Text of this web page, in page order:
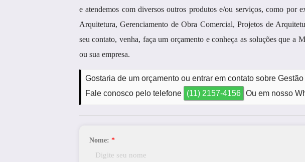
e atendemos com diversos outros produtos e/ou serviços, como
Arquitetura, Gerenciamento de Obra Comercial, Projetos de
seu contato, venha, faça um orçamento e conheça as soluções que
ou sua empresa.
Gostaria de um orçamento ou entrar em contato sobre
Fale conosco pelo telefone
(11) 2157-4156 Ou em nosso
Nome: *